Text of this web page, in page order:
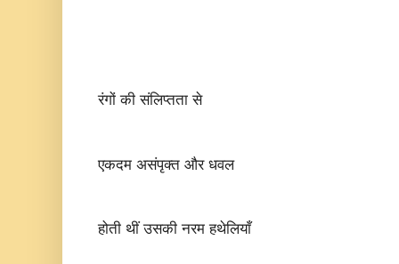
रंगों की संलिप्तता से
एकदम असंपृक्त और धवल
होती थीं उसकी नरम हथेलियाँ